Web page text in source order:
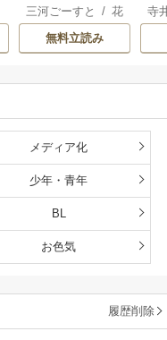
王 食べるだけ強
くなるチート能力
持ち転生者だけど
雄たちの母乳で成
三河ごーすと /花
房雪/ マップ
無料立読み
解
寺
メディア化
少年・青年
BL
お色気
履歴削除